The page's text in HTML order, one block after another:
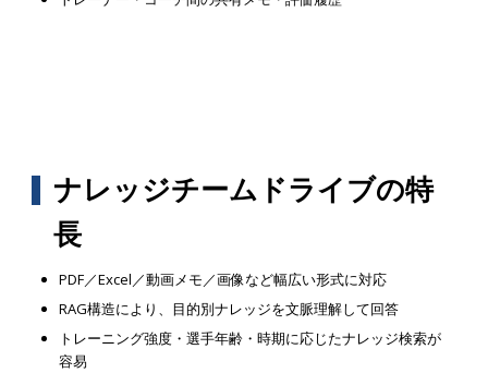
ナレッジチームドライブの特
長
PDF／Excel／動画メモ／画像など幅広い形式に対応
RAG構造により、目的別ナレッジを文脈理解して回答
トレーニング強度・選手年齢・時期に応じたナレッジ検索が
容易